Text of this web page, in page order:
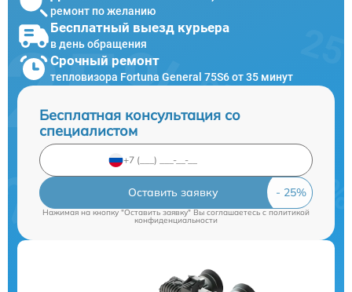
ремонт по желанию
Бесплатный выезд курьера
в день обращения
Срочный ремонт
тепловизора Fortuna General 75S6 от 35 минут
Бесплатная консультация со
специалистом
Оставить заявку
Нажимая на кнопку "Оставить заявку" Вы соглашаетесь cполитикой
конфиденциальности